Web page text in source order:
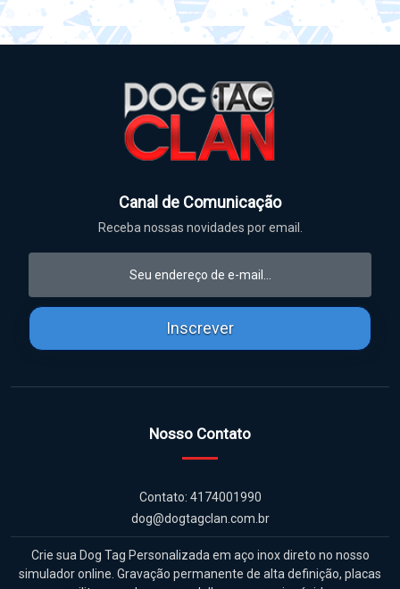
Canal de Comunicação
Receba nossas novidades por email.
Inscrever
Nosso Contato
Contato: 4174001990
dog@dogtagclan.com.br
Crie sua Dog Tag Personalizada em aço inox direto no nosso
simulador online. Gravação permanente de alta definição, placas